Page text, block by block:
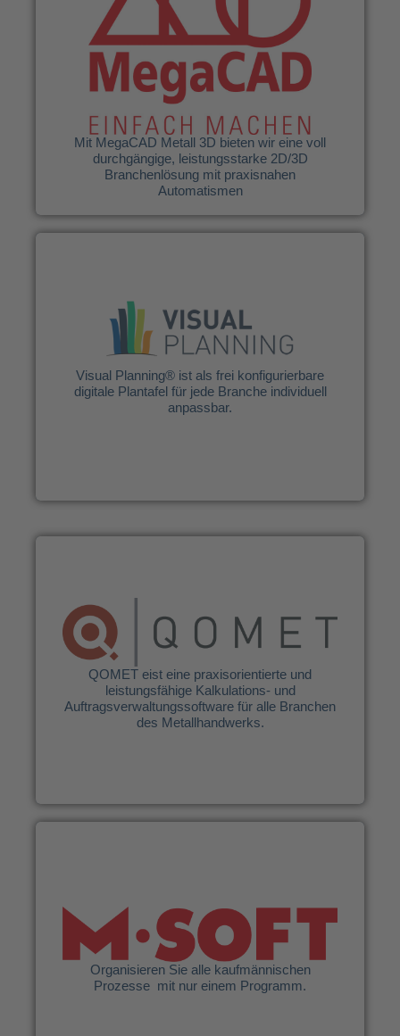
Mit MegaCAD Metall 3D bieten wir eine voll
durchgängige, leistungsstarke 2D/3D
Branchenlösung mit praxisnahen
Automatismen
MEGATECH Software GmbH
Mit MegaCAD Metall 3D bieten wir eine voll
durchgängige, leistungsstarke 2D/3D
Branchenlösung mit praxisnahen
Automatismen
Weitere Infos
Visual Planning® ist als frei konfigurierbare
digitale Plantafel für jede Branche individuell
anpassbar.
AHAG-Unternehmensberatung GmbH & Co.
KG
Visual Planning® ist als frei konfigurierbare
digitale Plantafel für jede Branche individuell
Weitere Infos
QOMET eist eine praxisorientierte und
leistungsfähige Kalkulations- und
Auftragsverwaltungssoftware für alle Branchen
des Metallhandwerks.
Softwareschmiede Höffl GmbH
QOMET eist eine praxisorientierte und
leistungsfähige Kalkulations- und
Auftragsverwaltungssoftware für alle Branchen
Weitere Infos
Organisieren Sie alle kaufmännischen
Prozesse mit nur einem Programm.
Organisieren Sie alle kaufmännischen
Prozesse mit nur einem Programm.